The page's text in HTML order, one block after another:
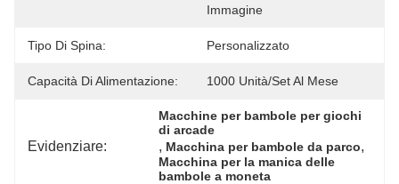
Immagine
Tipo Di Spina: Personalizzato
Capacità Di Alimentazione: 1000 Unità/set Al Mese
Evidenziare:
Macchine per bambole per giochi
di arcade
, Macchina per bambole da parco,
Macchina per la manica delle
bambole a moneta